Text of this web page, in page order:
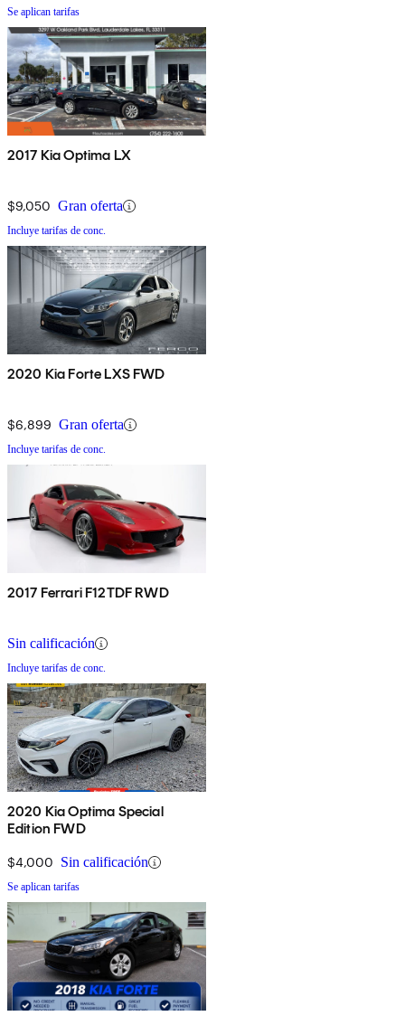
Se aplican tarifas
2017 Kia Optima LX
$9,050 Gran oferta
Incluye tarifas de conc.
2020 Kia Forte LXS FWD
$6,899 Gran oferta
Incluye tarifas de conc.
2017 Ferrari F12TDF RWD
Sin calificación
Incluye tarifas de conc.
2020 Kia Optima Special
Edition FWD
$4,000 Sin calificación
Se aplican tarifas